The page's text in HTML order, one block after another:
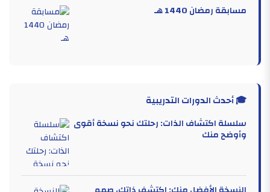
مسابقة رمضان 1440 هـ
🎓 أحدث الدورات التدريبية
سلسلة اكتشاف الذات: رحلتك نحو نسخة أقوى
وأوضح منك